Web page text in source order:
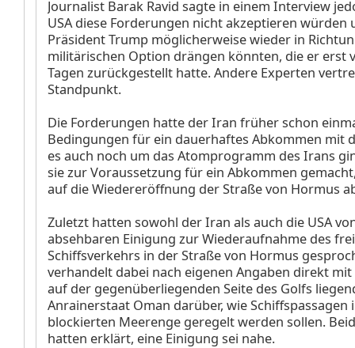
Journalist Barak Ravid sagte in einem Interview
USA diese Forderungen nicht akzeptieren würden
Präsident Trump möglicherweise wieder in
militärischen Option drängen könnten, die er erst
Tagen zurückgestellt hatte. Andere Experten
Standpunkt.
Die Forderungen hatte der Iran früher schon
Bedingungen für ein dauerhaftes Abkommen mit
es auch noch um das Atomprogramm des Irans
sie zur Voraussetzung für ein Abkommen
auf die Wiedereröffnung der Straße von Hormus
Zuletzt hatten sowohl der Iran als auch die USA
absehbaren Einigung zur Wiederaufnahme des
Schiffsverkehrs in der Straße von Hormus
verhandelt dabei nach eigenen Angaben direkt
auf der gegenüberliegenden Seite des Golfs
Anrainerstaat Oman darüber, wie Schiffspassagen
blockierten Meerenge geregelt werden sollen.
hatten erklärt, eine Einigung sei nahe.